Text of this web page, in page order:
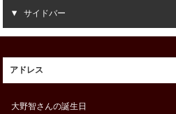
サイドバー
アドレス
大野智さんの誕生日